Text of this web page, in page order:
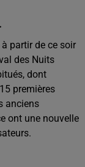
partir de ce soir
des Nuits
dont
premières
anciens
ont une nouvelle